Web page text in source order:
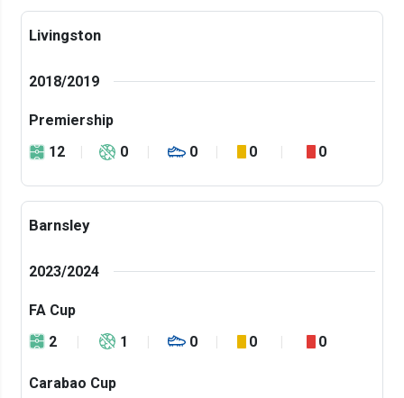
Livingston
2018/2019
Premiership
12
0 0 0 0
Barnsley
2023/2024
FA Cup
2
1 0 0 0
Carabao Cup